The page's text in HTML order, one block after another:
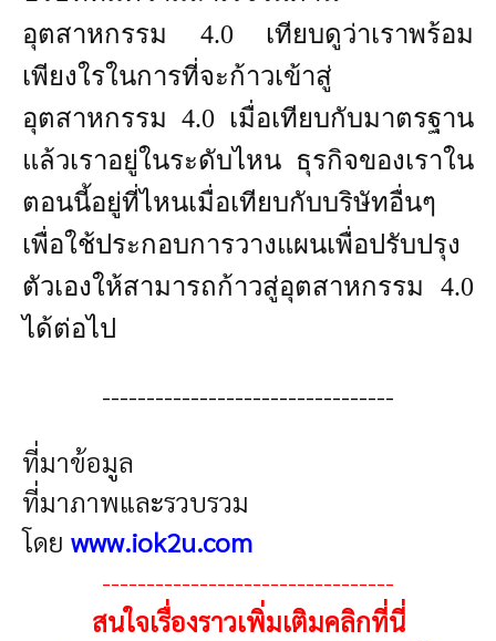
อุตสาหกรรม 4.0 เทียบดูว่าเราพร้อม
เพียงใรในการที่จะก้าวเข้าสู่
อุตสาหกรรม 4.0 เมื่อเทียบกับมาตรฐาน
แล้วเราอยู่ในระดับไหน ธุรกิจของเราใน
ตอนนี้อยู่ที่ไหนเมื่อเทียบกับบริษัทอื่นๆ
เพื่อใช้ประกอบการวางแผนเพื่อปรับปรุง
ตัวเองให้สามารถก้าวสู่อุตสาหกรรม 4.0
ได้ต่อไป
---------------------------------
ที่มาข้อมูล
ที่มาภาพและรวบรวม
โดย www.iok2u.com
---------------------------------
สนใจเรื่องราวเพิ่มเติมคลิกที่นี่